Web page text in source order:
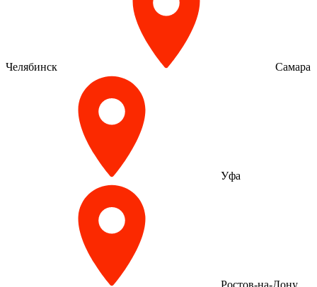
Челябинск Самара
Уфа
Ростов-на-Дону